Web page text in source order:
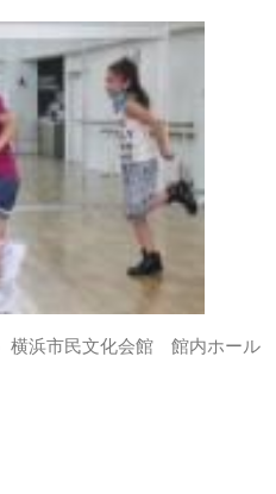
横浜市民文化会館 館内ホール